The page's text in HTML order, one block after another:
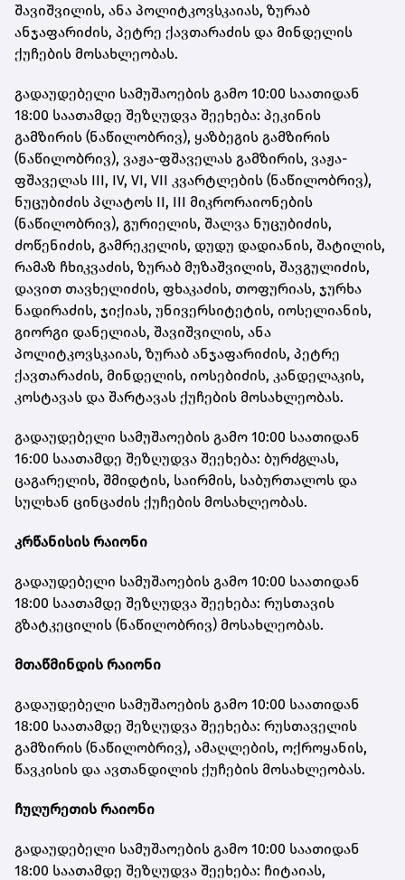
შავიშვილის, ანა პოლიტკოვსკაიას, ზურაბ
ანჯაფარიძის, პეტრე ქავთარაძის და მინდელის
ქუჩების მოსახლეობას.
გადაუდებელი სამუშაოების გამო 10:00 საათიდან
18:00 საათამდე შეზღუდვა შეეხება: პეკინის
გამზირის (ნაწილობრივ), ყაზბეგის გამზირის
(ნაწილობრივ), ვაჟა-ფშაველას გამზირის, ვაჟა-
ფშაველას III, IV, VI, VII კვარტლების (ნაწილობრივ),
ნუცუბიძის პლატოს II, III მიკრორაიონების
(ნაწილობრივ), გურიელის, შალვა ნუცუბიძის,
ძოწენიძის, გამრეკელის, დუდუ დადიანის, შატილის,
რამაზ ჩხიკვაძის, ზურაბ მუზაშვილის, შავგულიძის,
დავით თავხელიძის, ფხაკაძის, თოფურიას, ჯურხა
ნადირაძის, ჯიქიას, უნივერსიტეტის, იოსელიანის,
გიორგი დანელიას, შავიშვილის, ანა
პოლიტკოვსკაიას, ზურაბ ანჯაფარიძის, პეტრე
ქავთარაძის, მინდელის, იოსებიძის, კანდელაკის,
კოსტავას და შარტავას ქუჩების მოსახლეობას.
გადაუდებელი სამუშაოების გამო 10:00 საათიდან
16:00 საათამდე შეზღუდვა შეეხება: ბურძგლას,
ცაგარელის, შმიდტის, საირმის, საბურთალოს და
სულხან ცინცაძის ქუჩების მოსახლეობას.
კრწანისის რაიონი
გადაუდებელი სამუშაოების გამო 10:00 საათიდან
18:00 საათამდე შეზღუდვა შეეხება: რუსთავის
გზატკეცილის (ნაწილობრივ) მოსახლეობას.
მთაწმინდის რაიონი
გადაუდებელი სამუშაოების გამო 10:00 საათიდან
18:00 საათამდე შეზღუდვა შეეხება: რუსთაველის
გამზირის (ნაწილობრივ), ამაღლების, ოქროყანის,
წავკისის და ავთანდილის ქუჩების მოსახლეობას.
ჩუღურეთის რაიონი
გადაუდებელი სამუშაოების გამო 10:00 საათიდან
18:00 საათამდე შეზღუდვა შეეხება: ჩიტაიას,